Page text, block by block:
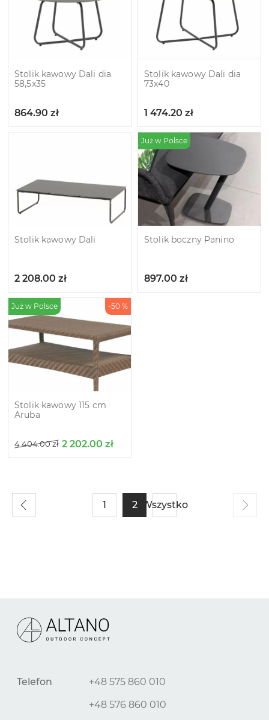
Stolik kawowy Dali dia
58,5x35
864.90 zł
Stolik kawowy Dali dia
73x40
1 474.20 zł
Stolik kawowy Dali
2 208.00 zł
Już w Polsce
Stolik boczny Panino
897.00 zł
Już w Polsce -50 %
Stolik kawowy 115 cm
Aruba
4 404.00zł 2 202.00 zł
1 2 Wszystko
Telefon
+48 575 860 010
+48 576 860 010